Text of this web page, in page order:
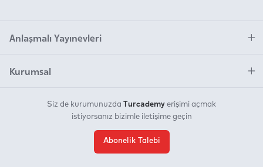
Anlaşmalı Yayınevleri
Kurumsal
Siz de kurumunuzda Turcademy erişimi açmak
istiyorsanız bizimle iletişime geçin
Abonelik Talebi